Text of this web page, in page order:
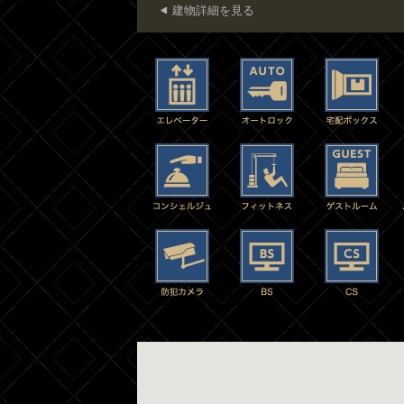
建物詳細を見る